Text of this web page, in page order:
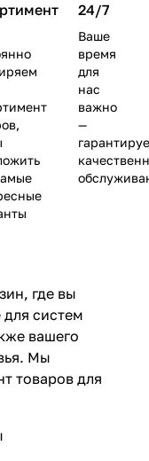
24/7
Ваше
время
для
нас
важно
—
где вы
систем
вашего
Мы
товаров для